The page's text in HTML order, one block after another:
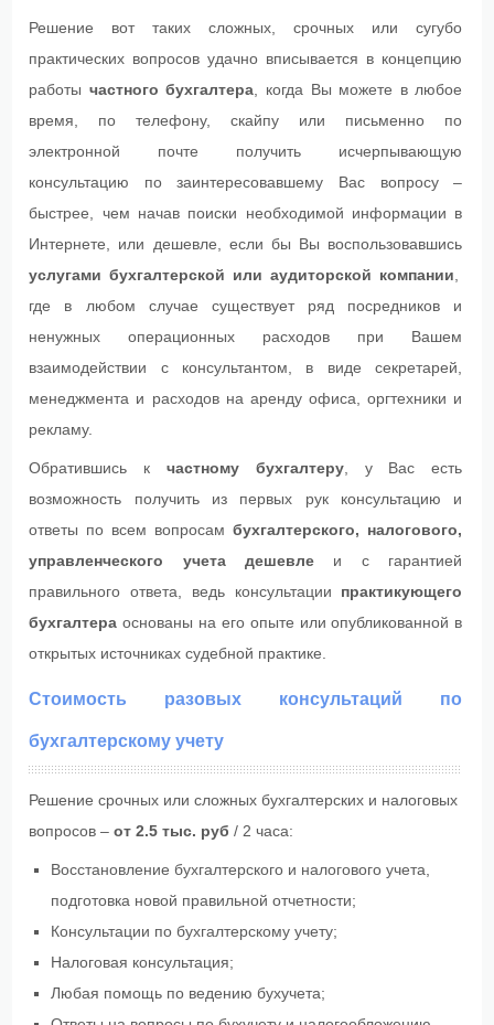
КОНТАКТЫ
СТАТЬИ
Решение вот таких сложных, срочных или сугубо
практических вопросов удачно вписывается в концепцию
работы частного бухгалтера , когда Вы можете в любое
время, по телефону, скайпу или письменно по
электронной почте получить исчерпывающую
консультацию по заинтересовавшему Вас вопросу –
быстрее, чем начав поиски необходимой информации в
Интернете, или дешевле, если бы Вы воспользовавшись
услугами бухгалтерской или аудиторской компании
где в любом случае существует ряд посредников и
ненужных операционных расходов при Вашем
взаимодействии с консультантом, в виде секретарей,
менеджмента и расходов на аренду офиса, оргтехники и
рекламу.
Обратившись к частному бухгалтеру, у Вас есть
возможность получить из первых рук консультацию и
ответы по всем вопросамбухгалтерского, налогового,
управленческого учета дешевле и с гарантией
правильного ответа, ведь консультации практикующего
бухгалтера основаны на его опыте или опубликованной в
открытых источниках судебной практике.
Стоимость разовых консультаций по
бухгалтерскому учету
Решение срочных или сложных бухгалтерских и налоговых
вопросов –от 2.5 тыс. руб / 2 часа:
Восстановление бухгалтерского и налогового учета,
подготовка новой правильной отчетности;
Консультации по бухгалтерскому учету;
Налоговая консультация;
Любая помощь по ведению бухучета;